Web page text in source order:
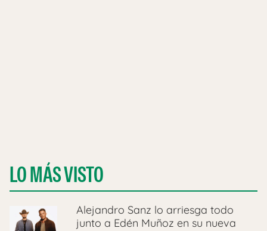
LO MÁS VISTO
Alejandro Sanz lo arriesga todo
junto a Edén Muñoz en su nueva